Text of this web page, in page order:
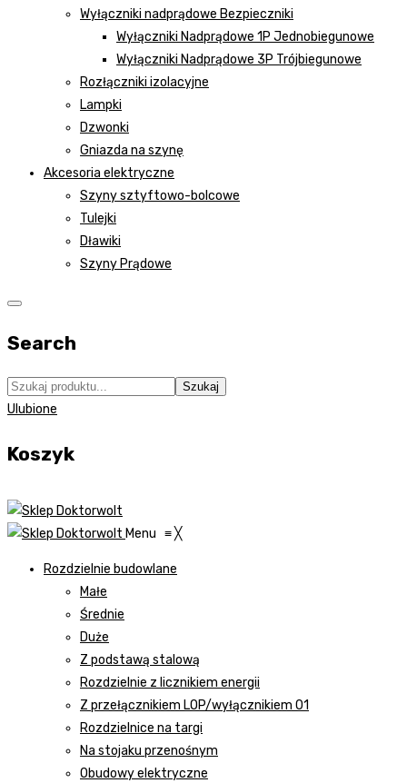
Wyłączniki nadprądowe Bezpieczniki
Wyłączniki Nadprądowe 1P Jednobiegunowe
Wyłączniki Nadprądowe 3P Trójbiegunowe
Rozłączniki izolacyjne
Lampki
Dzwonki
Gniazda na szynę
Akcesoria elektryczne
Szyny sztyftowo-bolcowe
Tulejki
Dławiki
Szyny Prądowe
Search
Szukaj
Ulubione
Koszyk
Menu ≡╳
Rozdzielnie budowlane
Małe
Średnie
Duże
Z podstawą stalową
Rozdzielnie z licznikiem energii
Z przełącznikiem LOP/wyłącznikiem 01
Rozdzielnice na targi
Na stojaku przenośnym
Obudowy elektryczne